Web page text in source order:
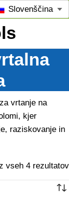
Slovenščina
vrtanje na
kjer
raziskovanje in
vseh 4 rezultatov